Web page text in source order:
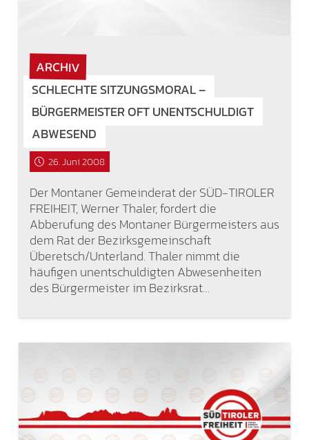
ARCHIV
SCHLECHTE SITZUNGSMORAL –
BÜRGERMEISTER OFT UNENTSCHULDIGT
ABWESEND
26. Juni 2008
Der Montaner Gemeinderat der SÜD-TIROLER
FREIHEIT, Werner Thaler, fordert die
Abberufung des Montaner Bürgermeisters aus
dem Rat der Bezirksgemeinschaft
Überetsch/Unterland. Thaler nimmt die
häufigen unentschuldigten Abwesenheiten
des Bürgermeister im Bezirksrat…